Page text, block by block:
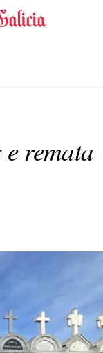
remata